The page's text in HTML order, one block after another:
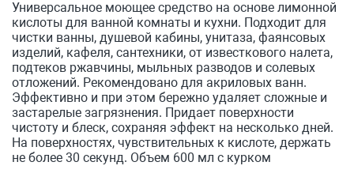
Универсальное моющее средство на основе лимонной
кислоты для ванной комнаты и кухни. Подходит для
чистки ванны, душевой кабины, унитаза, фаянсовых
изделий, кафеля, сантехники, от известкового налета,
подтеков ржавчины, мыльных разводов и солевых
отложений. Рекомендовано для акриловых ванн.
Эффективно и при этом бережно удаляет сложные и
застарелые загрязнения. Придает поверхности
чистоту и блеск, сохраняя эффект на несколько дней.
На поверхностях, чувствительных к кислоте, держать
не более 30 секунд. Объем 600 мл с курком